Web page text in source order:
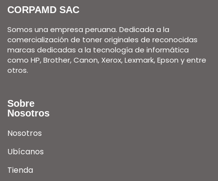
CORPAMD SAC
Somos una empresa peruana. Dedicada a la
comercialización de toner originales de reconocidas
marcas dedicadas a la tecnología de informática
como HP, Brother, Canon, Xerox, Lexmark, Epson y entre
otros.
Sobre
Nosotros
Nosotros
Ubícanos
Tienda